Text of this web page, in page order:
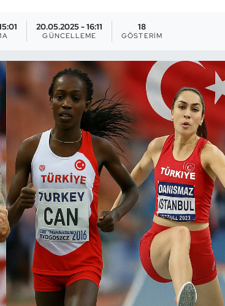
20.05.2025 - 16:11
GÜNCELLEME
18
GÖSTERIM